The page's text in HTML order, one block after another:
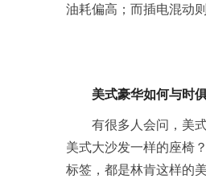
油耗偏高；而插电混动
美式豪华如何与时
有很多人会问，美
美式大沙发一样的座椅
标签，都是林肯这样的